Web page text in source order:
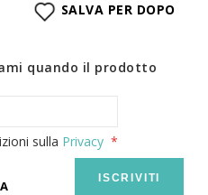
SALVA PER DOPO
quando il prodotto
sulla Privacy
ISCRIVITI